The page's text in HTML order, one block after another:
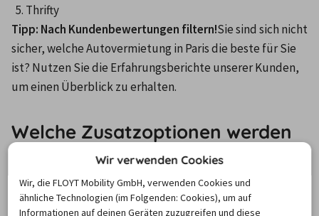
Thrifty
Tipp: Nach Kundenbewertungen filtern!Sie sind sich nicht
sicher, welche Autovermietung in Paris die beste für Sie
ist? Nutzen Sie die Erfahrungsberichte unserer Kunden,
um einen Überblick zu erhalten.
Welche Zusatzoptionen werden
bei einem Mietwagen in Paris
besonders häufig hinzugefügt?
Wir verwenden Cookies
Wir, die FLOYT Mobility GmbH, verwenden Cookies und
ähnliche Technologien (im Folgenden: Cookies), um auf
Informationen auf deinen Geräten zuzugreifen und diese